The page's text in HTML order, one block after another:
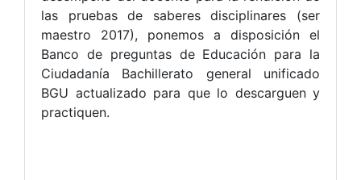
las pruebas de saberes disciplinares (ser
maestro 2017), ponemos a disposición el
Banco de preguntas de Educación para la
Ciudadanía Bachillerato general unificado
BGU actualizado para que lo descarguen y
practiquen.